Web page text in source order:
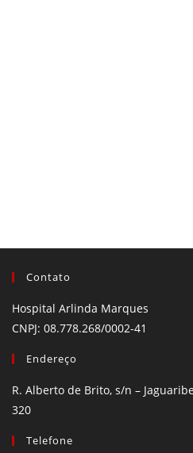
Contato
Hospital Arlinda Marques
CNPJ: 08.778.268/0002-41
Endereço
R. Alberto de Brito, s/n –
320
Telefone